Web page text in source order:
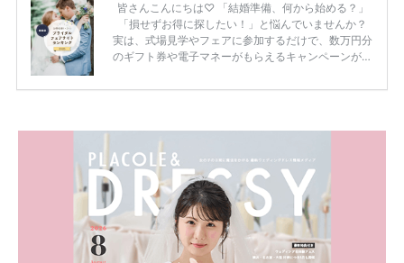
皆さんこんにちは♡ 「結婚準備、何から始める？」
「損せずお得に探したい！」と悩んでいませんか？
実は、式場見学やフェアに参加するだけで、数万円分
のギフト券や電子マネーがもらえるキャンペーンがあ
ため、比較せずに選ぶと損をしてしまうことも……。
内容：特典金額・条件・応募方法・注意点 「どこが
一番お得？」「プラコレの特典は？」といった疑問も
解決します。 まずは診断で候補を絞れる「ウェディ
ング診断」か、体験型 […]
続きを読む